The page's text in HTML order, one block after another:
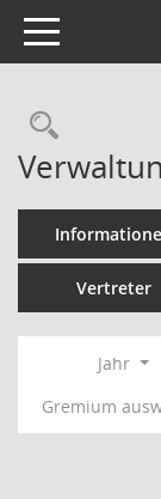
Toggle navigation
Vertreter
Jahr
Gremium